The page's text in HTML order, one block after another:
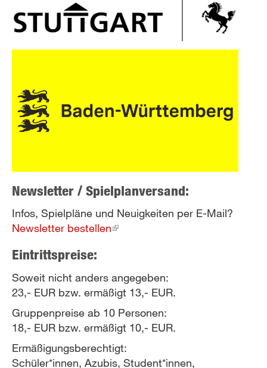
Newsletter / Spielplanversand:
Infos, Spielpläne und Neuigkeiten per E-Mail?
Newsletter bestellen(link
Eintrittspreise:
Soweit nicht anders angegeben:
23,- EUR bzw. ermäßigt 13,- EUR.
Gruppenpreise ab 10 Personen:
18,- EUR bzw. ermäßigt 10,- EUR.
Ermäßigungsberechtigt:
Schüler*innen, Azubis, Student*innen,